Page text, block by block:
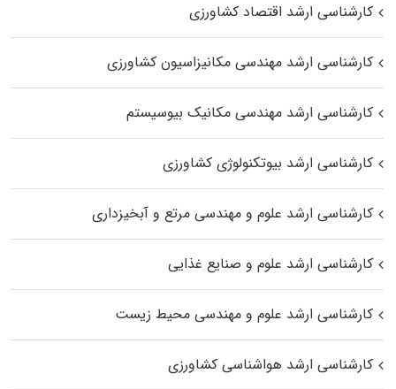
کارشناسی ارشد اقتصاد کشاورزی
کارشناسی ارشد مهندسی مکانیزاسیون کشاورزی
کارشناسی ارشد مهندسی مکانیک بیوسیستم
کارشناسی ارشد بیوتکنولوژی کشاورزی
کارشناسی ارشد علوم و مهندسی مرتع و آبخیزداری
کارشناسی ارشد علوم و صنایع غذایی
کارشناسی ارشد علوم و مهندسی محیط زیست
کارشناسی ارشد هواشناسی کشاورزی